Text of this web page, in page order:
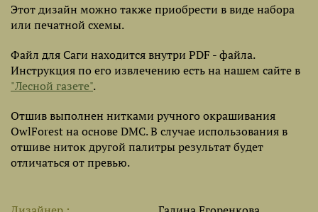
Этот дизайн можно также приобрести в виде набора
или печатной схемы.
Файл для Саги находится внутри PDF - файла.
Инструкция по его извлечению есть на нашем сайте в
"Лесной газете".
Отшив выполнен нитками ручного окрашивания
OwlForest на основе DMC. В случае использования в
отшиве ниток другой палитры результат будет
отличаться от превью.